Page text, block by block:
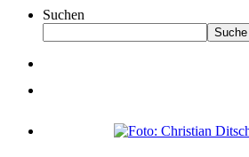
Suchen
Suche